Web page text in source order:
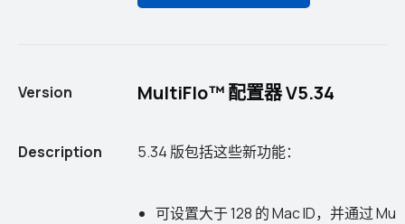
Version MultiFlo™ 配置器 V5.34
Description 5.34 版包括这些新功能：
可设置大于 128 的 Mac ID，并通过 Mu